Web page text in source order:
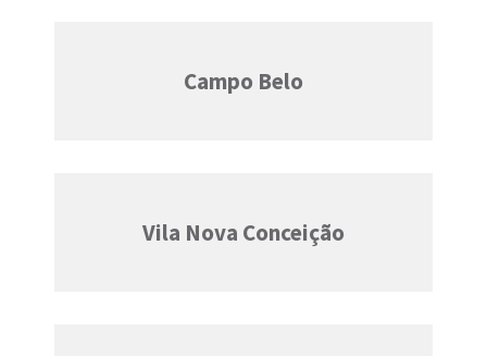
Campo Belo
Vila Nova Conceição